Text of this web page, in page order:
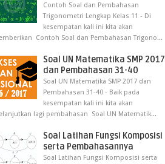
Contoh Soal dan Pembahasan
Trigonometri Lengkap Kelas 11 - Di
kesempatan kali ini kita akan
Contoh Soal dan Pembahasan Trigono...
Soal UN Matematika SMP 2017
dan Pembahasan 31-40
Soal UN Matematika SMP 2017 dan
Pembahasan 31-40 - Baik pada
kesempatan kali ini kita akan
lagi pembahasan Soal UN Matematik...
Soal Latihan Fungsi Komposisi
serta Pembahasannya
Soal Latihan Fungsi Komposisi serta